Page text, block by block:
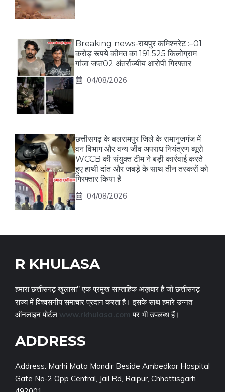
Breaking news-रायपुर कमिश्नरेट :–01
करोड़ रूपये कीमत का 191.525 किलोग्राम
गांजा जप्त02 अंतर्राज्यीय आरोपी गिरफ्तार
04/08/2026
छत्तीसगढ़ के बलरामपुर जिले के रामानुजगंज में
वन विभाग और वन्य जीव अपराध नियंत्रण ब्यूरो
WCCB की संयुक्त टीम ने बड़ी कार्रवाई करते
हुए हाथी दांत और जबड़े के साथ तीन तस्करों को
गिरफ्तार किया है
04/08/2026
R KHULASA
हमारा छत्तीसगढ़ खुलासा" एक प्रमुख साप्ताहिक अख़बार है जो छत्तीसगढ़
राज्य में विश्वसनीय समाचार प्रदान करता है। इसके साथ हमारे उन्नत
ऑनलाइन पोर्टल www.rkhulasa.com पर भी उपलब्ध हैं।
ADDRESS
Address: Marhi Mata Mandir Beside Ambedkar Hospital
Gate No-2 Opp Central, Jail Rd, Raipur, Chhattisgarh